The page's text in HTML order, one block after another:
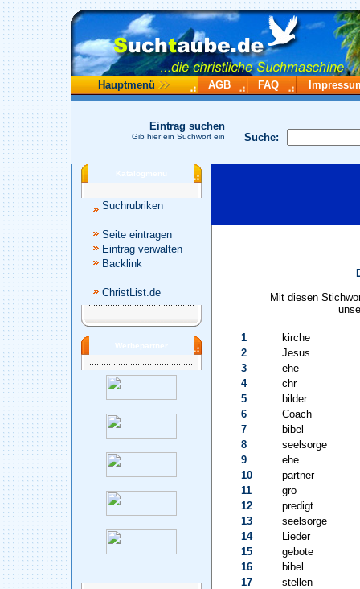
Hauptmenü AGB FAQ
Suche:
Eintrag suchen
Gib hier ein Suchwort ein
Katalogmenü
Suchrubriken
Seite eintragen
Eintrag verwalten
Backlink
ChristList.de
Werbepartner
Mit diesen
1
kirche
2
Jesus
3
ehe
4
chr
5
bilder
6
Coach
7
bibel
8
seelsorge
9
ehe
10
partner
11
gro
12
predigt
13
seelsorge
14
Lieder
15
gebote
16
bibel
17
stellen